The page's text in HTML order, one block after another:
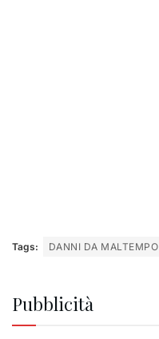
Tags: DANNI DA MALTEMPO
Pubblicità